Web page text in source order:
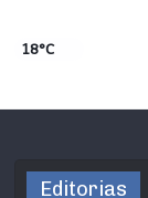
18°C
Editorias